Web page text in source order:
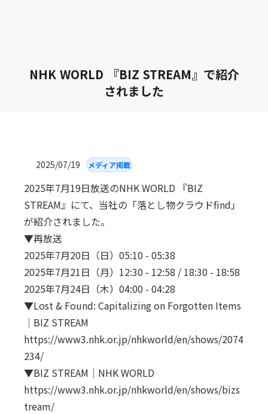
NHK WORLD 『BIZ STREAM』で紹介
されました
2025/07/19 メディア掲載
2025年7月19日放送のNHK WORLD 『BIZ
STREAM』にて、当社の「落とし物クラウドfind」
が紹介されました。
▼再放送
2025年7月20日（日）05:10 - 05:38
2025年7月21日（月）12:30 - 12:58 / 18:30 - 18:58
2025年7月24日（木）04:00 - 04:28
▼Lost & Found: Capitalizing on Forgotten Items
｜BIZ STREAM
https://www3.nhk.or.jp/nhkworld/en/shows/2074
234/
▼BIZ STREAM｜NHK WORLD
https://www3.nhk.or.jp/nhkworld/en/shows/bizs
tream/